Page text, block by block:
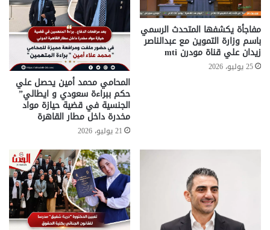
مفاجأة يكشفها المتحدث الرسمي
باسم وزارة التموين مع عبدالناصر
زيدان علي قناة مودرن mti
25 يوليو، 2026
المحامي محمد أمين يحصل علي
حكم ببراءة سعودي و ايطالي”
الجنسية في قضية حيازة مواد
مخدرة داخل مطار القاهرة
21 يوليو، 2026